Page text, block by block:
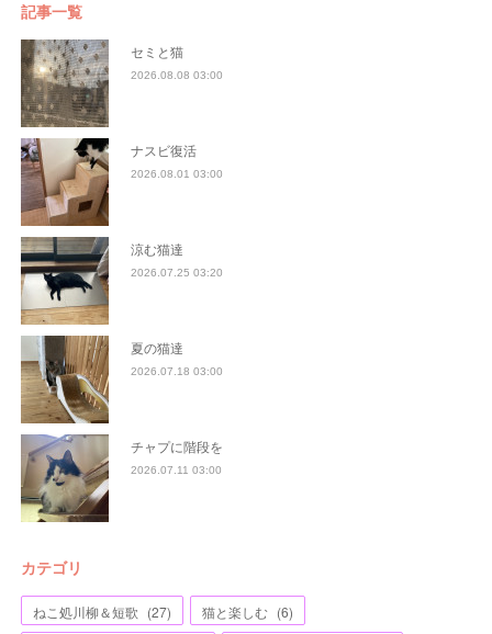
記事一覧
セミと猫
2026.08.08 03:00
ナスビ復活
2026.08.01 03:00
涼む猫達
2026.07.25 03:20
夏の猫達
2026.07.18 03:00
チャプに階段を
2026.07.11 03:00
カテゴリ
ねこ処川柳＆短歌 (27) 猫と楽しむ (6)